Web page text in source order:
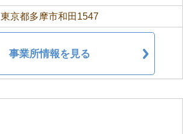
東京都多摩市和田1547
事業所情報を見る